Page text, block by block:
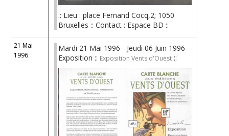
:: Lieu : place Fernand Cocq,2; 1050
Bruxelles :: Contact : Espace BD ::
21 Mai
1996
Mardi 21 Mai 1996 - Jeudi 06 Juin 1996
Exposition :: Exposition Vents d'Ouest ::